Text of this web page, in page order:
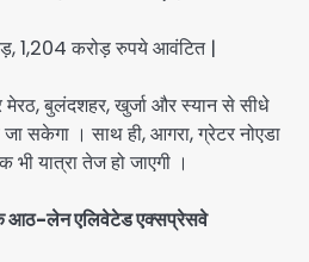
1,204 करोड़ रुपये आवंटित |
बुलंदशहर, खुर्जा और स्यान से सीधे
सकेगा । साथ ही, आगरा, ग्रेटर नोएडा
यात्रा तेज हो जाएगी ।
आठ-लेन एलिवेटेड एक्सप्रेसवे